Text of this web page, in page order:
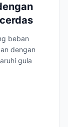
beban
dengan
gula